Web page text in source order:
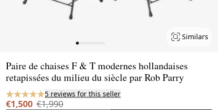
Similars
Paire de chaises F & T modernes hollandaises
retapissées du milieu du siècle par Rob Parry
5 reviews for this seller
€1,500 €1,990